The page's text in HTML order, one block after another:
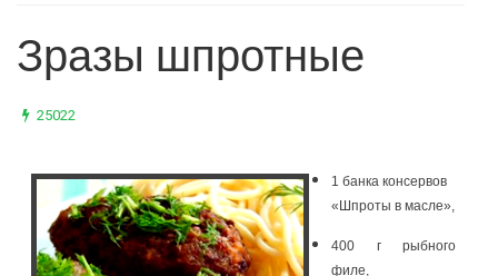
Зразы шпротные
25022
1 банка консервов
«Шпроты в масле»,
400 грыбного
филе,